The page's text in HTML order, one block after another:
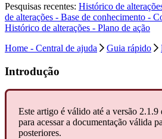
Pesquisas recentes: Histórico de
de alterações - Base de conhecimento -
Histórico de alterações - Plano de ação
Home - Central de ajuda
Guia rápido
Introdução
Este artigo é válido até a versão 2.1.9
para acessar a documentação válida
posteriores.